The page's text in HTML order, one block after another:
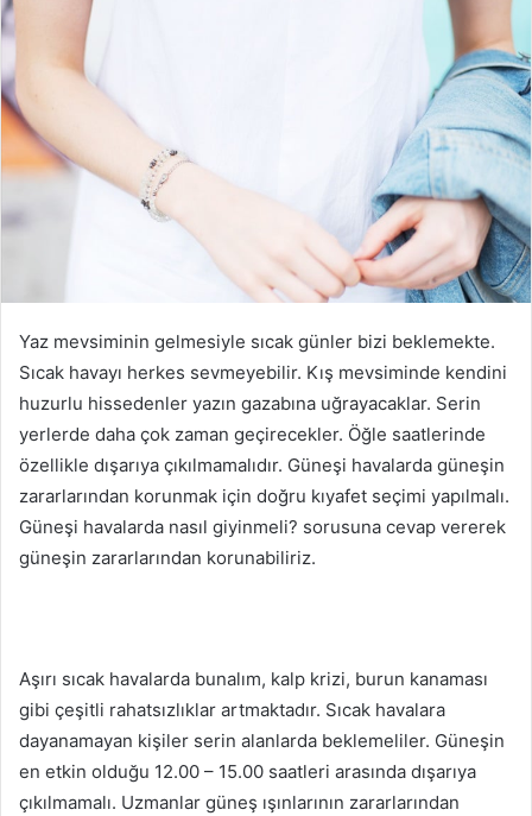
Yaz mevsiminin gelmesiyle sıcak günler bizi beklemekte.
Sıcak havayı herkes sevmeyebilir. Kış mevsiminde kendini
huzurlu hissedenler yazın gazabına uğrayacaklar. Serin
yerlerde daha çok zaman geçirecekler. Öğle saatlerinde
özellikle dışarıya çıkılmamalıdır. Güneşi havalarda güneşin
zararlarından korunmak için doğru kıyafet seçimi yapılmalı.
Güneşi havalarda nasıl giyinmeli? sorusuna cevap vererek
güneşin zararlarından korunabiliriz.
Aşırı sıcak havalarda bunalım, kalp krizi, burun kanaması
gibi çeşitli rahatsızlıklar artmaktadır. Sıcak havalara
dayanamayan kişiler serin alanlarda beklemeliler. Güneşin
en etkin olduğu 12.00 – 15.00 saatleri arasında dışarıya
çıkılmamalı. Uzmanlar güneş ışınlarının zararlarından